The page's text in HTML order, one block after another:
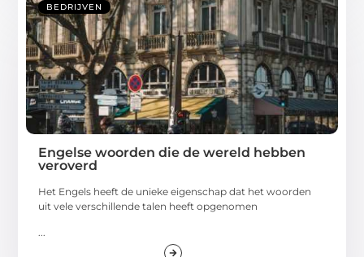
BEDRIJVEN
Engelse woorden die de wereld hebben
veroverd
Het Engels heeft de unieke eigenschap dat het woorden
uit vele verschillende talen heeft opgenomen
...